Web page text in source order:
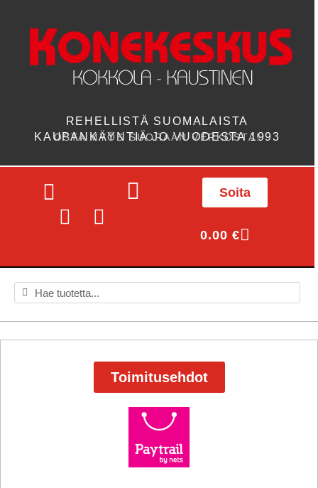
REHELLISTÄ SUOMALAISTA
KAUPANKÄYNTIÄ JO VUODESTA 1993
OSTA MYÖS SUORAAN VERKOSTA!
Soita
0.00 €
Toimitusehdot